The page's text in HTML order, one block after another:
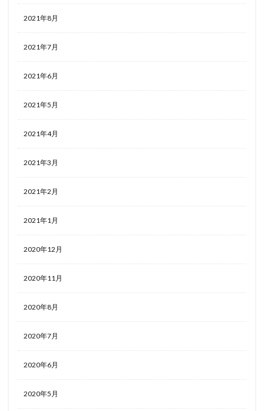
2021年8月
2021年7月
2021年6月
2021年5月
2021年4月
2021年3月
2021年2月
2021年1月
2020年12月
2020年11月
2020年8月
2020年7月
2020年6月
2020年5月